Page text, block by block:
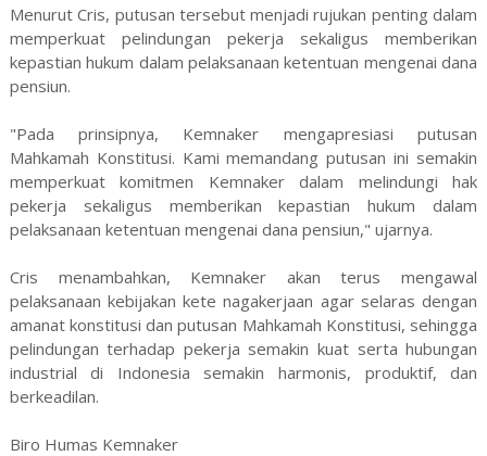
Menurut Cris, putusan tersebut menjadi rujukan penting dalam
memperkuat pelindungan pekerja sekaligus memberikan
kepastian hukum dalam pelaksanaan ketentuan mengenai dana
pensiun.
"Pada prinsipnya, Kemnaker mengapresiasi putusan
Mahkamah Konstitusi. Kami memandang putusan ini semakin
memperkuat komitmen Kemnaker dalam melindungi hak
pekerja sekaligus memberikan kepastian hukum dalam
pelaksanaan ketentuan mengenai dana pensiun," ujarnya.
Cris menambahkan, Kemnaker akan terus mengawal
pelaksanaan kebijakan kete nagakerjaan agar selaras dengan
amanat konstitusi dan putusan Mahkamah Konstitusi, sehingga
pelindungan terhadap pekerja semakin kuat serta hubungan
industrial di Indonesia semakin harmonis, produktif, dan
berkeadilan.
Biro Humas Kemnaker